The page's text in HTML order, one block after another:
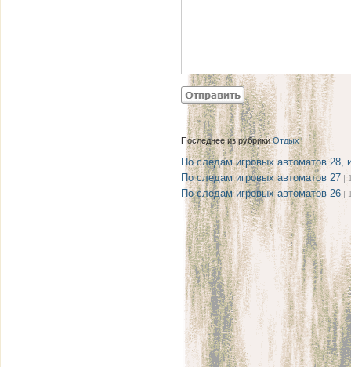
Последнее из рубрикиОтдых
По следам игровых автоматов
По следам игровых автоматов 27 |
По следам игровых автоматов 26 |